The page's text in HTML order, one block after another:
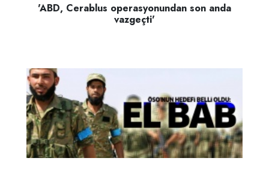
'ABD, Cerablus operasyonundan son anda
vazgeçti'